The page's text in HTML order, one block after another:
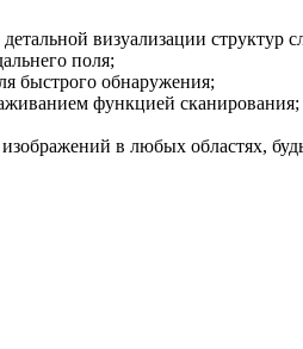
визуализации структур
поля;
быстрого обнаружения;
функцией сканирования;
в любых областях,